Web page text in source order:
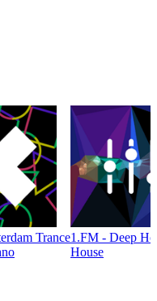
Trance1.FM - Deep
House